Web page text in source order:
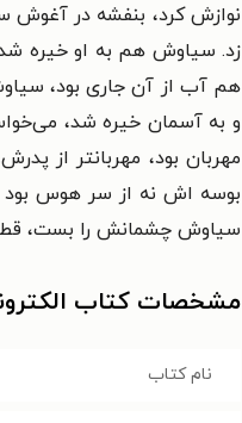
نوازش کرد، بنفشه در
زد. سیاوش هم به او خیره
هم آب از آن جاری بود،
و به آسمان خیره شد،
مهربان بود، مهربانتر از
بوسه اش نه از سر هوس بود
سیاوش چشمانش را بست،
مشخصات کتاب
نام کتاب